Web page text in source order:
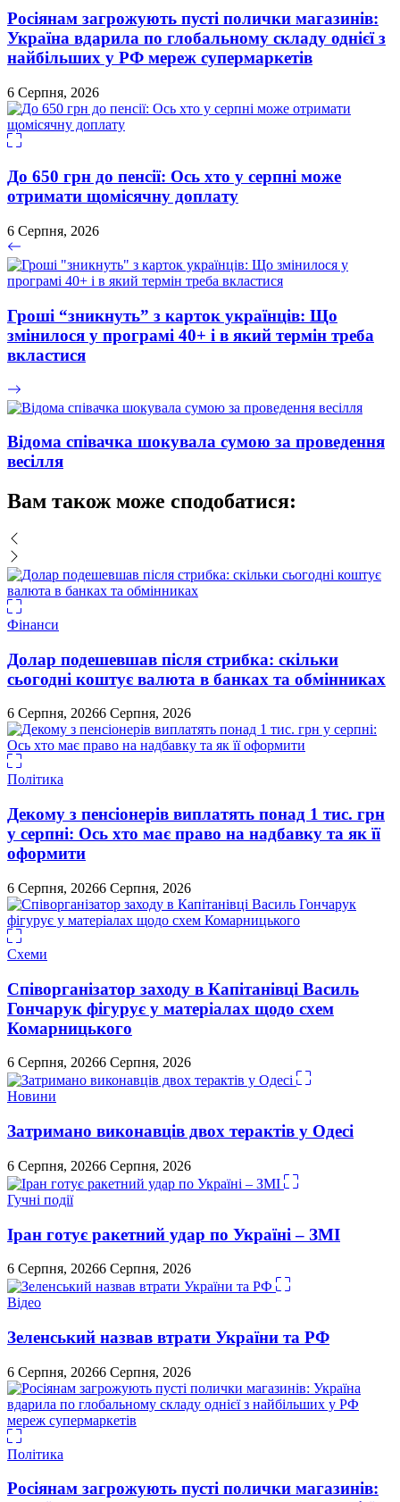
Росіянам загрожують пусті полички магазинів:
Україна вдарила по глобальному складу однієї з
найбільших у РФ мереж супермаркетів
6 Серпня, 2026
До 650 грн до пенсії: Ось хто у серпні може
отримати щомісячну доплату
6 Серпня, 2026
Гроші “зникнуть” з карток українців: Що
змінилося у програмі 40+ і в який термін треба
вкластися
Відома співачка шокувала сумою за проведення
весілля
Вам також може сподобатися:
Фінанси
Долар подешевшав після стрибка: скільки
сьогодні коштує валюта в банках та обмінниках
6 Серпня, 20266 Серпня, 2026
Політика
Декому з пенсіонерів виплатять понад 1 тис. грн
у серпні: Ось хто має право на надбавку та як її
оформити
6 Серпня, 20266 Серпня, 2026
Схеми
Співорганізатор заходу в Капітанівці Василь
Гончарук фігурує у матеріалах щодо схем
Комарницького
6 Серпня, 20266 Серпня, 2026
Новини
Затримано виконавців двох терактів у Одесі
6 Серпня, 20266 Серпня, 2026
Гучні події
Іран готує ракетний удар по Україні – ЗМІ
6 Серпня, 20266 Серпня, 2026
Відео
Зеленський назвав втрати України та РФ
6 Серпня, 20266 Серпня, 2026
Політика
Росіянам загрожують пусті полички магазинів: